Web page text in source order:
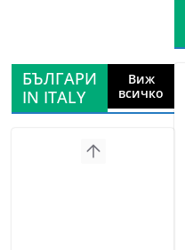
БЪЛГАРИ
IN ITALY
Виж
всичко